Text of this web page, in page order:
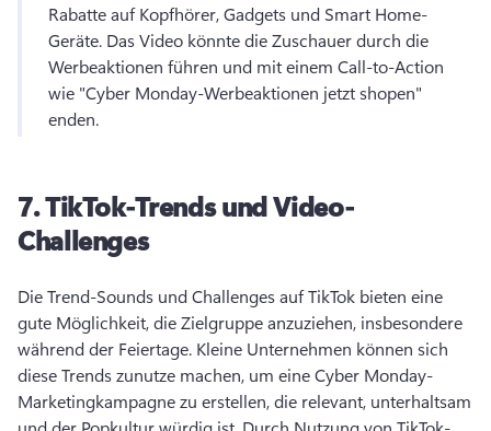
Rabatte auf Kopfhörer, Gadgets und Smart Home-
Geräte. Das Video könnte die Zuschauer durch die
Werbeaktionen führen und mit einem Call-to-Action
wie "Cyber Monday-Werbeaktionen jetzt shopen"
enden.
7.TikTok-Trends und Video-
Challenges
Die Trend-Sounds und Challenges auf TikTok bieten eine
gute Möglichkeit, die Zielgruppe anzuziehen, insbesondere
während der Feiertage. Kleine Unternehmen können sich
diese Trends zunutze machen, um eine Cyber Monday-
Marketingkampagne zu erstellen, die relevant, unterhaltsam